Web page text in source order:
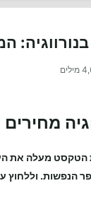
מילים
מחירים
הטקסט מעלה את
הנפשות. וללחוץ